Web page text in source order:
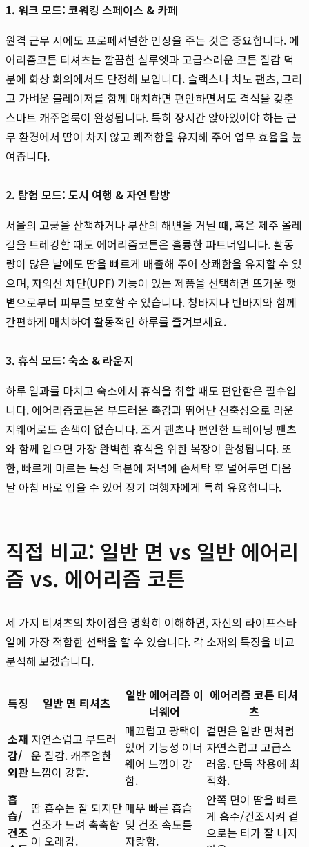
1. 워크 모드: 코워킹 스페이스 & 카페
원격 근무 시에도 프로페셔널한 인상을 주는 것은 중요합니다. 에
어리즘코튼 티셔츠는 깔끔한 실루엣과 고급스러운 코튼 질감 덕
분에 화상 회의에서도 단정해 보입니다. 슬랙스나 치노 팬츠, 그리
고 가벼운 블레이저를 함께 매치하면 편안하면서도 격식을 갖춘
스마트 캐주얼룩이 완성됩니다. 특히 장시간 앉아있어야 하는 근
무 환경에서 땀이 차지 않고 쾌적함을 유지해 주어 업무 효율을 높
여줍니다.
2. 탐험 모드: 도시 여행 & 자연 탐방
서울의 고궁을 산책하거나 부산의 해변을 거닐 때, 혹은 제주 올레
길을 트레킹할 때도 에어리즘코튼은 훌륭한 파트너입니다. 활동
량이 많은 날에도 땀을 빠르게 배출해 주어 상쾌함을 유지할 수 있
으며, 자외선 차단(UPF) 기능이 있는 제품을 선택하면 뜨거운 햇
볕으로부터 피부를 보호할 수 있습니다. 청바지나 반바지와 함께
간편하게 매치하여 활동적인 하루를 즐겨보세요.
3. 휴식 모드: 숙소 & 라운지
하루 일과를 마치고 숙소에서 휴식을 취할 때도 편안함은 필수입
니다. 에어리즘코튼은 부드러운 촉감과 뛰어난 신축성으로 라운
지웨어로도 손색이 없습니다. 조거 팬츠나 편안한 트레이닝 팬츠
와 함께 입으면 가장 완벽한 휴식을 위한 복장이 완성됩니다. 또
한, 빠르게 마르는 특성 덕분에 저녁에 손세탁 후 널어두면 다음
날 아침 바로 입을 수 있어 장기 여행자에게 특히 유용합니다.
직접 비교: 일반 면 vs 일반 에어리
즘 vs. 에어리즘 코튼
세 가지 티셔츠의 차이점을 명확히 이해하면, 자신의 라이프스타
일에 가장 적합한 선택을 할 수 있습니다. 각 소재의 특징을 비교
분석해 보겠습니다.
특징 일반 면 티셔츠
일반 에어리즘 이
너웨어
에어리즘 코튼 티셔
츠
소재
감/
외관
자연스럽고 부드러
운 질감. 캐주얼한
느낌이 강함.
매끄럽고 광택이
있어 기능성 이너
웨어 느낌이 강
함.
겉면은 일반 면처럼
자연스럽고 고급스
러움. 단독 착용에 최
적화.
흡
습/
건조
땀 흡수는 잘 되지만
건조가 느려 축축함
이 오래감.
매우 빠른 흡습
및 건조 속도를
자랑함.
안쪽 면이 땀을 빠르
게 흡수/건조시켜 겉
으로는 티가 잘 나지